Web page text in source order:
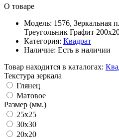
О товаре
Модель: 1576, Зеркальная
Треугольник Графит
Категория: Квадрат
Наличие: Есть в наличии
Товар находится в каталогах:
Текстура зеркала
Глянец
Матовое
Размер (мм.)
25x25
30x30
20x20